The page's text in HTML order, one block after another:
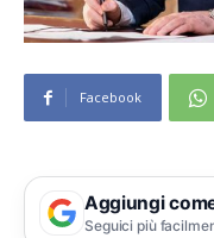
Facebook
Aggiungi
Seguici più